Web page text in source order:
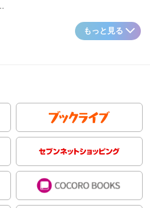
もっと見る